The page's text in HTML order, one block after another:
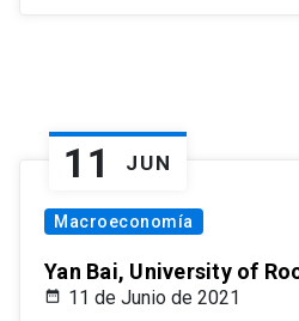
11 JUN
Macroeconomía
Yan Bai, University of
11 de Junio de 2021